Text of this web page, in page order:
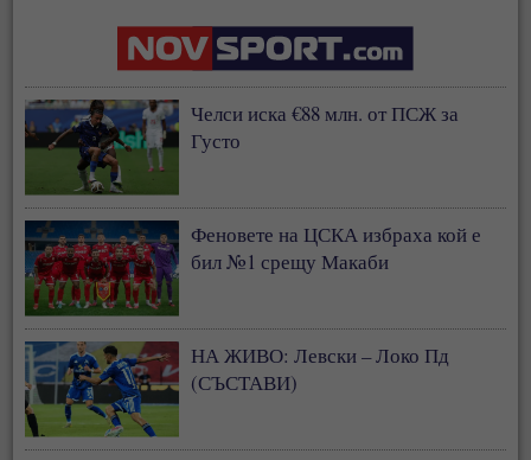
Челси иска €88 млн. от ПСЖ за
Густо
Феновете на ЦСКА избраха кой е
бил №1 срещу Макаби
НА ЖИВО: Левски – Локо Пд
(СЪСТАВИ)